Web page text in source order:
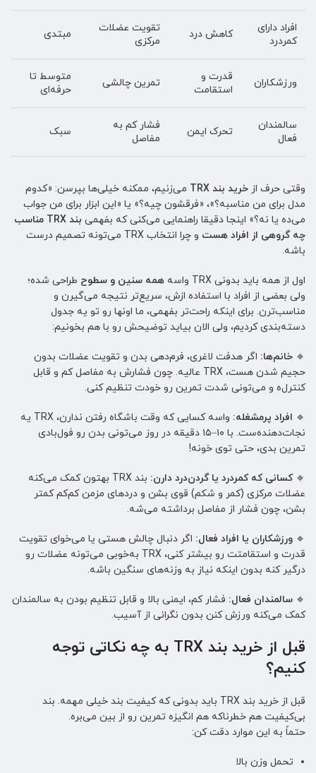
افراد دارای
کمردرد
کاهش درد
تقویت عضلات
مرکزی
مبتدی
ورزشکاران
قدرت و
استقامت
تمرین چالشی
متوسط تا
حرفه‌ای
سالمندان
فعال
تحرک ایمن
فشار کم به
مفاصل
سبک
وقتی حرف از خرید بند TRX
می‌زنیم، ممکنه خیلی‌ها بپرسن: «کدوم
مدل برای من مناسبه؟»، «فرقشون چیه؟» یا «این ابزار برای من جواب
می‌ده یا نه؟» اینجا دقیقا راهنمایی می‌کنی که بفهمی
بند TRX مناسب
چه گروهی از افراد هست
و چرا انتخاب TRX می‌تونه تصمیم درست
باشه.
اول از همه باید بدونی TRX واسه همه سنین و سطوح طراحی شده؛
ولی بعضی از افراد با استفاده ازش، سریع‌تر نتیجه می‌گیرن و
مناسب‌ترن. برای اینکه راحت‌تر بفهمی، ما اونها رو تو یه جدول
دسته‌بندی کردیم، ولی الان بیاید توضیحش رو با هم بخونیم:
🔹 خانم‌ها: اگر هدفت لاغری، فرم‌دهی بدن و تقویت عضلات بدون
حجیم شدن هست، TRX عالیه. چون فشارش به مفاصل کم و قابل
کنترل‌ه و می‌تونی شدت تمرین رو خودت تنظیم کنی.
🔹 افراد پرمشغله:
واسه کسایی که وقت باشگاه رفتن ندارن، TRX یه
نجات‌دهنده‌ست. با ۱۰–۱۵ دقیقه در روز می‌تونی بدن رو فول‌بادی
تمرین بدی، حتی توی خونه!
🔹کسانی که کمردرد یا گردن‌درد دارن:
بند TRX بهتون کمک می‌کنه
عضلات مرکزی (کمر و شکم) قوی بشن و دردهای مزمن کم‌کم کمتر
بشن، چون فشار از مفاصل برداشته می‌شه.
🔹 ورزشکاران یا افراد فعال: اگر دنبال چالش هستی یا می‌خوای تقویت
قدرت و استقامتت رو بیشتر کنی، TRX به‌خوبی می‌تونه عضلات رو
درگیر کنه بدون اینکه نیاز به وزنه‌های سنگین باشه.
🔹 سالمندان فعال: فشار کم، ایمنی بالا و قابل تنظیم بودن به سالمندان
کمک می‌کنه ورزش کنن بدون نگرانی از آسیب.
قبل از خرید بند TRX به چه نکاتی توجه
کنیم؟
قبل از خرید بند TRX باید بدونی که کیفیت بند خیلی مهمه. بند
بی‌کیفیت هم خطرناکه هم انگیزه تمرین رو از بین می‌بره.
حتماً به این موارد دقت کن:
تحمل وزن بالا